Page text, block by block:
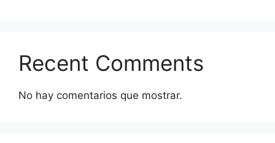
Recent Comments
No hay comentarios que mostrar.